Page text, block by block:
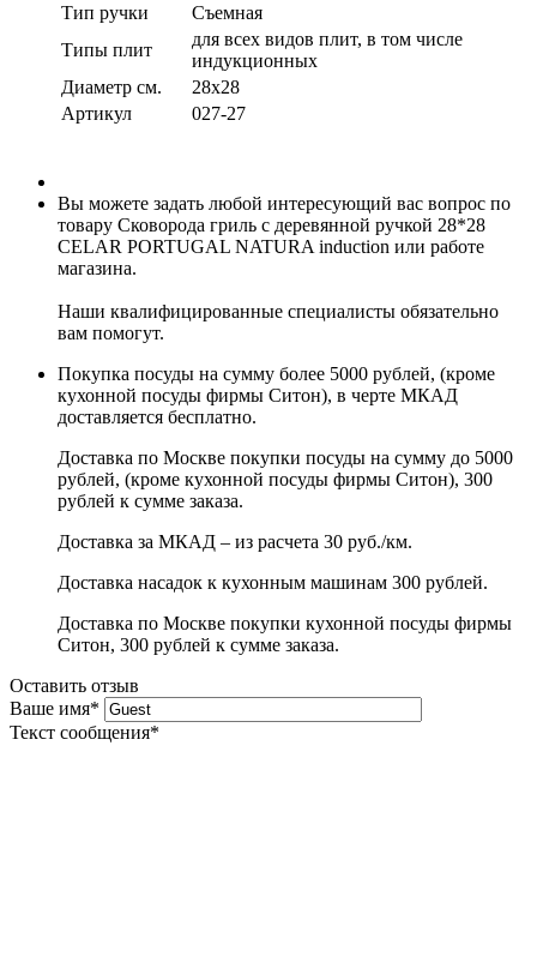
Тип ручки
Съемная
Типы плит
для всех видов плит, в том числе
индукционных
Диаметр см.
28x28
Артикул
027-27
Вы можете задать любой интересующий вас вопрос по
товару Сковорода гриль с деревянной ручкой 28*28
CELAR PORTUGAL NATURA induction или работе
магазина.
Наши квалифицированные специалисты обязательно
вам помогут.
Покупка посуды на сумму более 5000 рублей, (кроме
кухонной посуды фирмы Ситон), в черте МКАД
доставляется бесплатно.
Доставка по Москве покупки посуды на сумму до 5000
рублей, (кроме кухонной посуды фирмы Ситон), 300
рублей к сумме заказа.
Доставка за МКАД – из расчета 30 руб./км.
Доставка насадок к кухонным машинам 300 рублей.
Доставка по Москве покупки кухонной посуды фирмы
Ситон, 300 рублей к сумме заказа.
Оставить отзыв
Ваше имя*
Текст сообщения*